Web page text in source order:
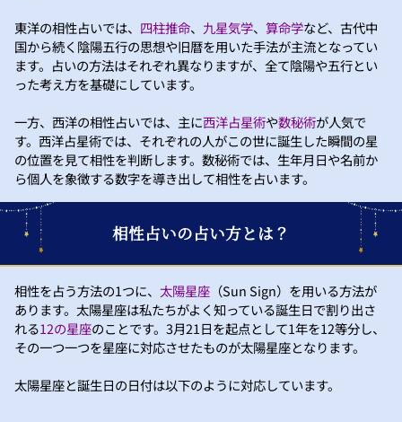
東洋の相性占いでは、 四柱推命、 九星気学、 算命学など、古代中
国から続く陰陽五行の思想や旧暦を用いた手法が主流となってい
ます。占いの方法はそれぞれ異なりますが、全て陰陽や五行とい
った考え方を基礎にしています。
一方、西洋の相性占いでは、主に西洋占星術や数秘術が人気で
す。西洋占星術では、それぞれの人がこの世に誕生した瞬間の星
の位置を見て相性を判断します。数秘術では、生年月日や名前か
ら個人を象徴する数字を導き出して相性を占います。
相性占いの占い方とは？
相性を占う方法の1つに、 太陽星座 （Sun Sign）を用いる方法が
あります。太陽星座は私たちがよく知っている誕生日で割り出さ
れる12の星座のことです。3月21日を起点として1年を12等分し、
その一つ一つを星座に対応させたものが太陽星座となります。
太陽星座と誕生日の日付は以下のように対応しています。